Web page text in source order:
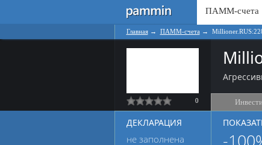
ПАММ-счета
Главная→ ПАММ-счета →
0
ДЕКЛАРАЦИЯ
не заполнена -